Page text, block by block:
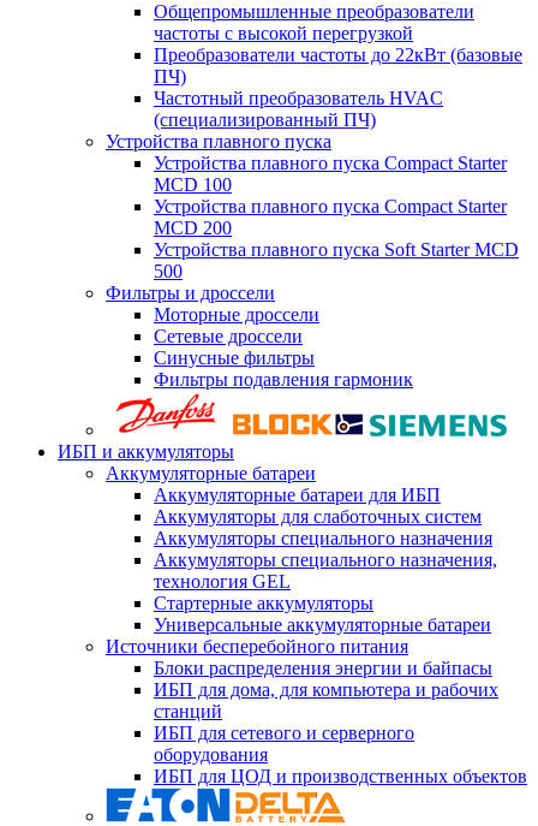
Общепромышленные преобразователи
частоты с высокой перегрузкой
Преобразователи частоты до 22кВт (базовые
ПЧ)
Частотный преобразователь HVAC
(специализированный ПЧ)
Устройства плавного пуска
Устройства плавного пуска Compact Starter
MCD 100
Устройства плавного пуска Compact Starter
MCD 200
Устройства плавного пуска Soft Starter MCD
500
Фильтры и дроссели
Моторные дроссели
Сетевые дроссели
Синусные фильтры
Фильтры подавления гармоник
ИБП и аккумуляторы
Аккумуляторные батареи
Аккумуляторные батареи для ИБП
Аккумуляторы для слаботочных систем
Аккумуляторы специального назначения
Аккумуляторы специального назначения,
технология GEL
Стартерные аккумуляторы
Универсальные аккумуляторные батареи
Источники бесперебойного питания
Блоки распределения энергии и байпасы
ИБП для дома, для компьютера и рабочих
станций
ИБП для сетевого и серверного
оборудования
ИБП для ЦОД и производственных объектов